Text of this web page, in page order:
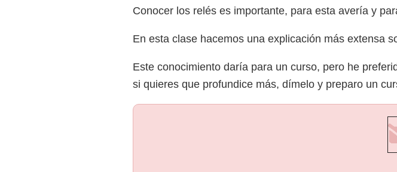
Conocer los relés es importante, para esta avería y
En esta clase hacemos una explicación más extensa
Este conocimiento daría para un curso, pero he
si quieres que profundice más, dímelo y preparo un